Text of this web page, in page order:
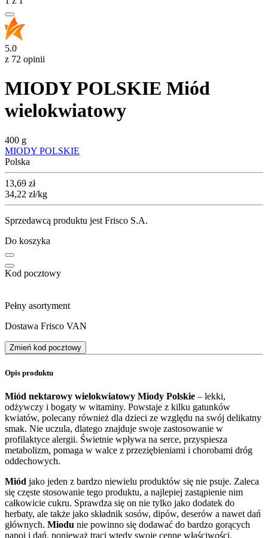
5.0
z 72 opinii
MIODY POLSKIE Miód
wielokwiatowy
400 g
MIODY POLSKIE
Polska
Cena
13,69 zł
34,22 zł/kg
Sprzedawcą produktu jest Frisco S.A.
Do koszyka
Kod pocztowy
Pełny asortyment
Dostawa Frisco VAN
Zmień kod pocztowy
Opis produktu
Miód nektarowy wielokwiatowy Miody Polskie – lekki,
odżywczy i bogaty w witaminy. Powstaje z kilku gatunków
kwiatów, polecany również dla dzieci ze względu na swój delikatny
smak. Nie uczula, dlatego znajduje swoje zastosowanie w
profilaktyce alergii. Świetnie wpływa na serce, przyspiesza
metabolizm, pomaga w walce z przeziębieniami i chorobami dróg
oddechowych.
Miód jako jeden z bardzo niewielu produktów się nie psuje. Zaleca
się częste stosowanie tego produktu, a najlepiej zastąpienie nim
całkowicie cukru. Sprawdza się on nie tylko jako dodatek do
herbaty, ale także jako składnik sosów, dipów, deserów a nawet dań
głównych. Miodu nie powinno się dodawać do bardzo gorących
napoi i dań, ponieważ traci wtedy swoje cenne właściwości.